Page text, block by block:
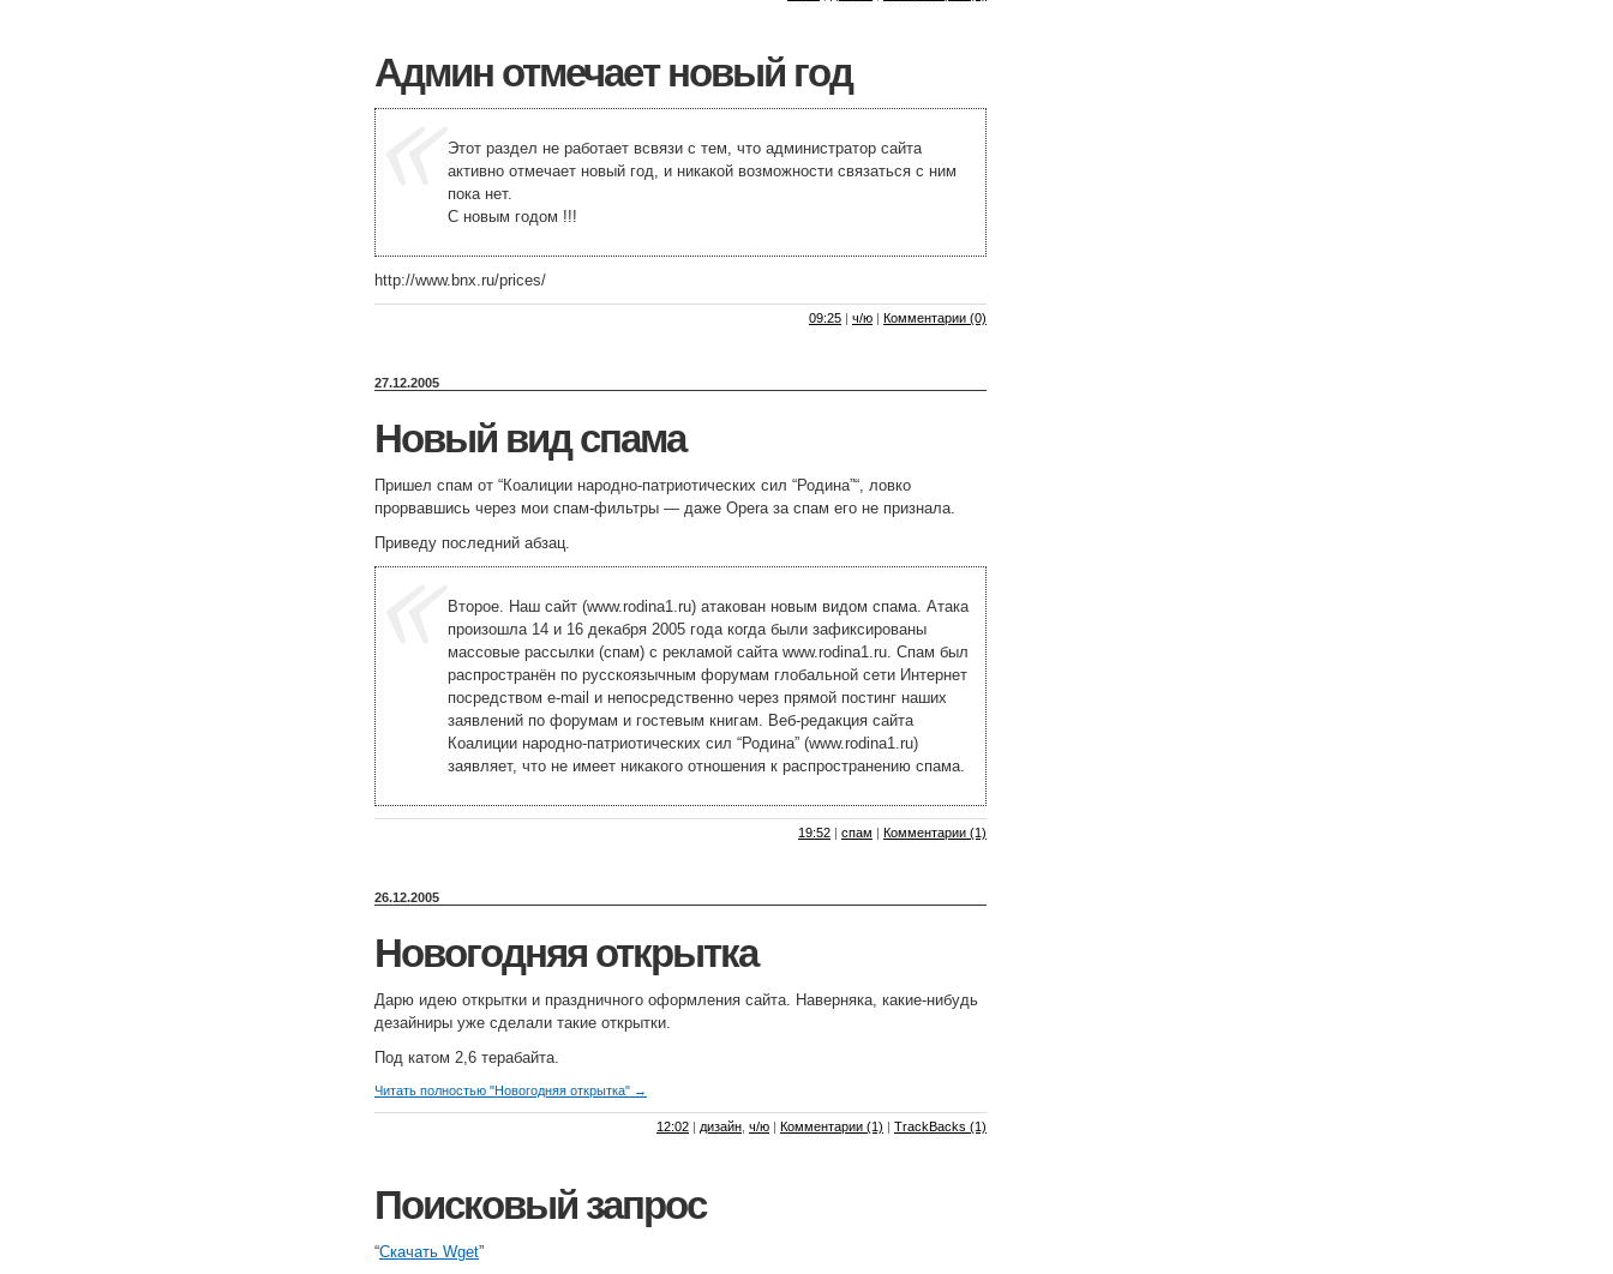
Админ отмечает новый год
Этот раздел не работает всвязи с тем, что администратор сайта
активно отмечает новый год, и никакой возможности связаться с ним
пока нет.
С новым годом !!!
http://www.bnx.ru/prices/
09:25 | ч/ю | Комментарии (0)
27.12.2005
Новый вид спама
Пришел спам от “Коалиции народно-патриотических сил “Родина”“, ловко
прорвавшись через мои спам-фильтры — даже Opera за спам его не признала.
Приведу последний абзац.
Второе. Наш сайт (www.rodina1.ru) атакован новым видом спама. Атака
произошла 14 и 16 декабря 2005 года когда были зафиксированы
массовые рассылки (спам) с рекламой сайта www.rodina1.ru. Спам был
распространён по русскоязычным форумам глобальной сети Интернет
посредством e-mail и непосредственно через прямой постинг наших
заявлений по форумам и гостевым книгам. Веб-редакция сайта
Коалиции народно-патриотических сил “Родина” (www.rodina1.ru)
заявляет, что не имеет никакого отношения к распространению спама.
19:52 | спам | Комментарии (1)
26.12.2005
Новогодняя открытка
Дарю идею открытки и праздничного оформления сайта. Наверняка, какие-нибудь
дезайниры уже сделали такие открытки.
Под катом 2,6 терабайта.
Читать полностью "Новогодняя открытка" →
12:02 | дизайн ч/ю | Комментарии (1) | TrackBacks (1)
Поисковый запрос
“Скачать Wget”